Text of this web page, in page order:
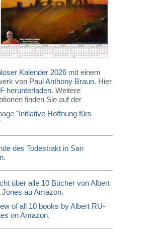
Kalender 2026 mit einem
von Paul Anthony Braun. Hier
herunterladen. Weitere
finden Sie auf der
"Initiative Hoffnung fürs
des Todestrakt in San
über alle 10 Bücher von Albert
Jones au Amazon.
of all 10 books by Albert RU-
on Amazon.